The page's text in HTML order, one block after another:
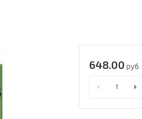
648.00 руб.